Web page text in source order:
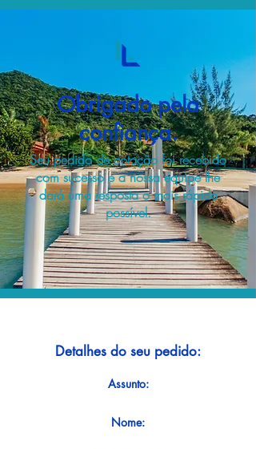
Obrigado pela
confiança.
Seu pedido de cotação foi recebido
com sucesso e a nossa equipe lhe
dará uma resposta o mais rápido
possível.
Detalhes do seu pedido:
Assunto:
Nome: